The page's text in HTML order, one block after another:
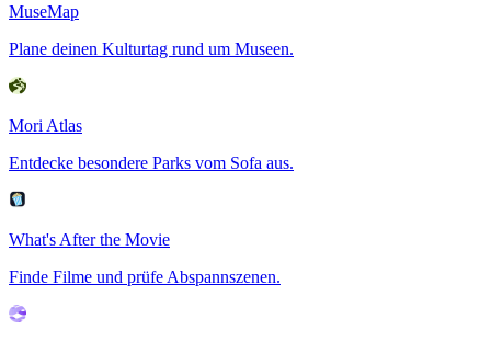
MuseMap
Plane deinen Kulturtag rund um Museen.
Mori Atlas
Entdecke besondere Parks vom Sofa aus.
What's After the Movie
Finde Filme und prüfe Abspannszenen.